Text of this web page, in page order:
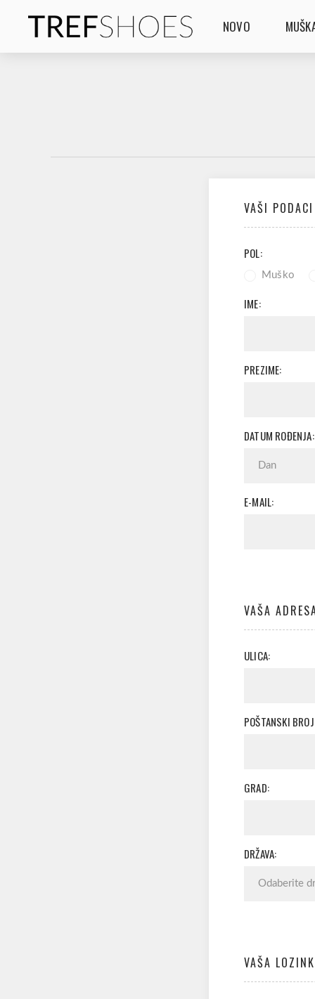
NOVO
VAŠI PODACI
POL:
Muško
IME:
PREZIME:
DATUM ROĐENJA:
E-MAIL:
VAŠA
ULICA:
POŠTANSKI
GRAD:
DRŽAVA:
VAŠA